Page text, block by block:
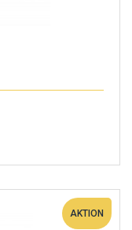
AKTION